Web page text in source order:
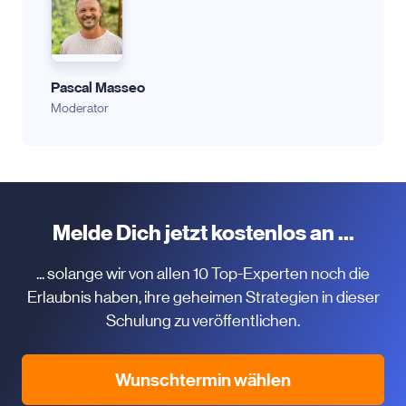
Pascal Masseo
Moderator
Melde Dich jetzt kostenlos an ...
... solange wir von allen 10 Top-Experten noch die
Erlaubnis haben, ihre geheimen Strategien in dieser
Schulung zu veröffentlichen.
Wunschtermin wählen